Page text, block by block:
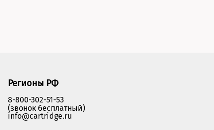
Регионы РФ
8-800-302-51-53
(звонок бесплатный)
info@cartridge.ru